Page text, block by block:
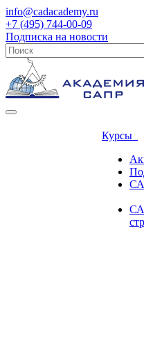
info@cadacademy.ru
+7 (495) 744-00-09
Подписка на новости
Курсы